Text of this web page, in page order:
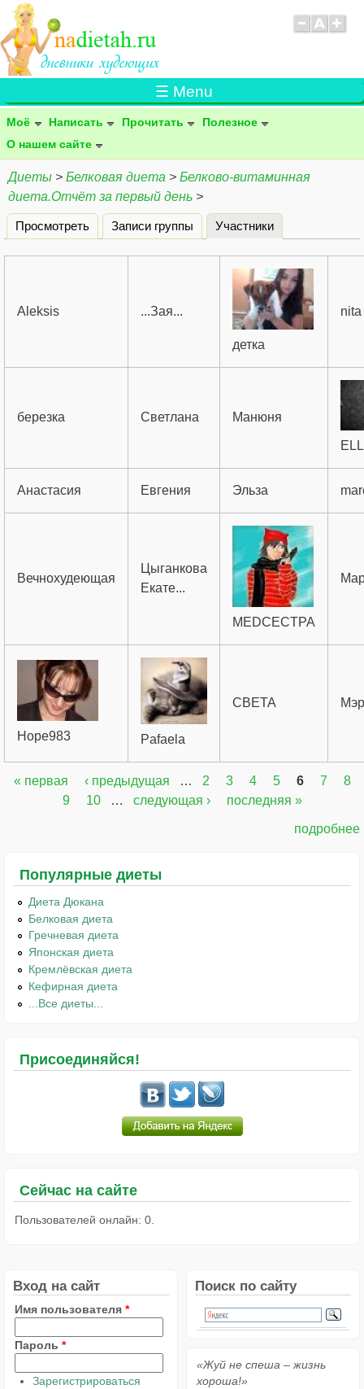
☰ Menu
Моё Написать Прочитать
Полезное
О нашем сайте
Диеты > Белковая диета > Белково-витаминная
диета.Отчёт за первый день >
Главные вкладки
Просмотреть Записи группы Участники
Aleksis ...Зая...
детка
nita
березка Светлана Манюня
ELL
Анастасия Евгения Эльза
Вечнохудеющая
Цыганкова
Екате...
MEDCECTPA
Hope983 Pafaela
СВЕТА
Страницы
« первая ‹ предыдущая … 2 3 4 5 6 7
8
9
10 … следующая › последняя »
подробнее
Популярные диеты
Диета Дюкана
Белковая диета
Гречневая диета
Японская диета
Кремлёвская диета
Кефирная диета
...Все диеты...
Присоединяйся!
Сейчас на сайте
Пользователей онлайн: 0.
Вход на сайт
Имя пользователя *
Пароль *
Зарегистрироваться
Поиск по сайту
«Жуй не спеша – жизнь
хороша!»